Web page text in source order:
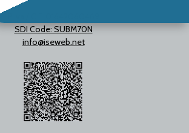
SDI Code: SUBM70N
info@iseweb.net